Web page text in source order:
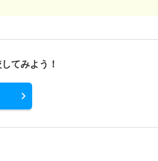
てみよう！